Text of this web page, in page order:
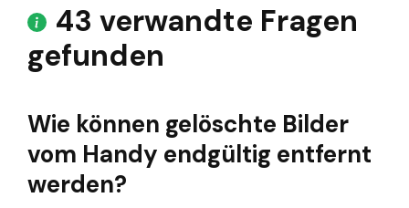
43 verwandte Fragen
gefunden
Wie können gelöschte Bilder
vom Handy endgültig entfernt
werden?